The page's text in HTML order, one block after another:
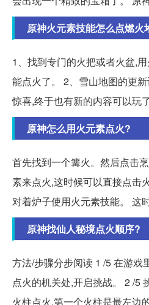
原神火元素技能怎么点燃火
1、找到专门的火把或者火盆,
能点火了。 2、雪山地图的更
惊喜,终于也有新的内容可以玩
原神怎么用火元素点火?
首先找到一个篝火。然后点击
素来点火,这时候可以直接点击
对着炉子使用火元素技能。 这
原神找仙人秘境点火顺序?
方法/步骤分步阅读 1 /5 在游戏
点火的机关处,开启挑战。 2 /5
火柱点火,第一个火柱是最左边